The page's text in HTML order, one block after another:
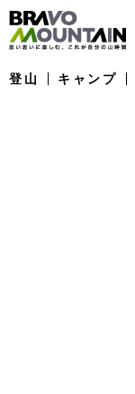
登山 キャンプ